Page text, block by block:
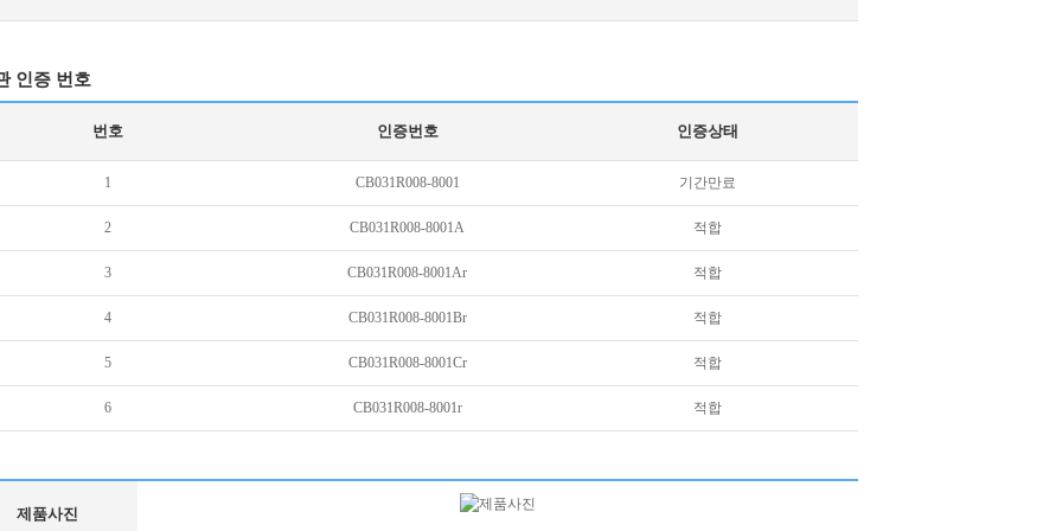
인증 번호
번호 인증번호 인증상태
1 CB031R008-8001 기간만료
2 CB031R008-8001A 적합
3 CB031R008-8001Ar 적합
4 CB031R008-8001Br 적합
5 CB031R008-8001Cr 적합
6 CB031R008-8001r 적합
제품사진